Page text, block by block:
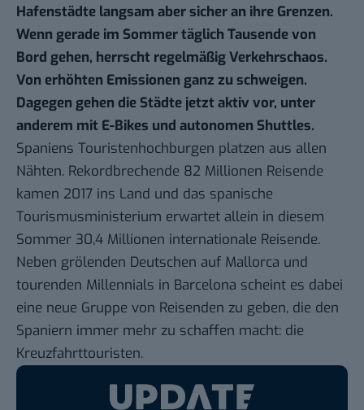
Hafenstädte langsam aber sicher an ihre Grenzen.
Wenn gerade im Sommer täglich Tausende von
Bord gehen, herrscht regelmäßig Verkehrschaos.
Von erhöhten Emissionen ganz zu schweigen.
Dagegen gehen die Städte jetzt aktiv vor, unter
anderem mit E-Bikes und autonomen Shuttles.
Spaniens Touristenhochburgen platzen aus allen
Nähten. Rekordbrechende 82 Millionen Reisende
kamen 2017 ins Land und das spanische
Tourismusministerium erwartet allein in diesem
Sommer 30,4 Millionen internationale Reisende.
Neben grölenden Deutschen auf Mallorca und
tourenden Millennials in Barcelona scheint es dabei
eine neue Gruppe von Reisenden zu geben, die den
Spaniern immer mehr zu schaffen macht: die
Kreuzfahrttouristen.